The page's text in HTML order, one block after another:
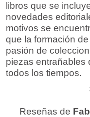
libros que se
novedades
motivos se
que la formación
pasión de
piezas entrañables
todos los tiempos.
Reseñas de